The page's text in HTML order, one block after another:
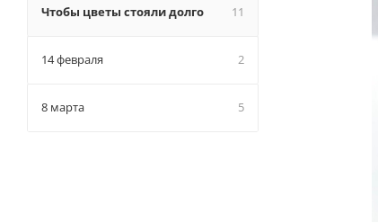
Чтобы цветы стояли долго 11
14 февраля 2
8 марта 5